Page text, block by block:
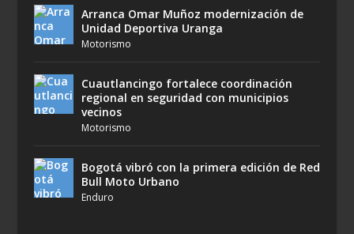
Arranca Omar Muñoz modernización de
Unidad Deportiva Uranga
Motorismo
Cuautlancingo fortalece coordinación
regional en seguridad con municipios
vecinos
Motorismo
Bogotá vibró con la primera edición de Red
Bull Moto Urbano
Enduro